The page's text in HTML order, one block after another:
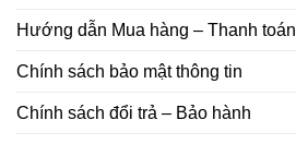
Hướng dẫn Mua hàng – Thanh toán
Chính sách bảo mật thông tin
Chính sách đổi trả – Bảo hành